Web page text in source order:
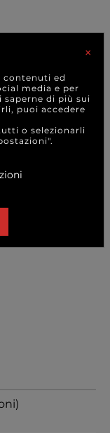
×
contenuti ed
media e per
saperne di più sui
puoi accedere
o selezionarli